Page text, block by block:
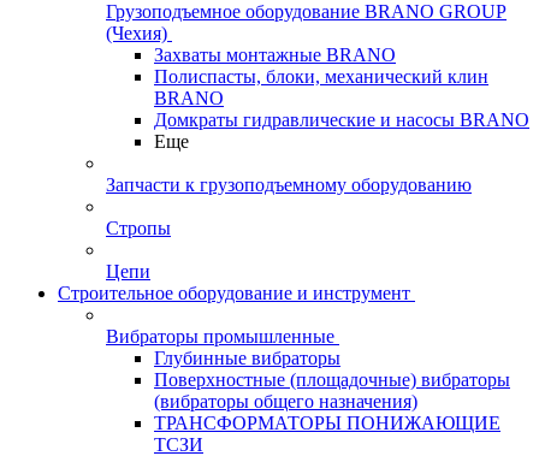
Грузоподъемное оборудование BRANO GROUP
(Чехия)
Захваты монтажные BRANO
Полиспасты, блоки, механический клин
BRANO
Домкраты гидравлические и насосы BRANO
Еще
Запчасти к грузоподъемному оборудованию
Стропы
Цепи
Строительное оборудование и инструмент
Вибраторы промышленные
Глубинные вибраторы
Поверхностные (площадочные) вибраторы
(вибраторы общего назначения)
ТРАНСФОРМАТОРЫ ПОНИЖАЮЩИЕ
ТСЗИ